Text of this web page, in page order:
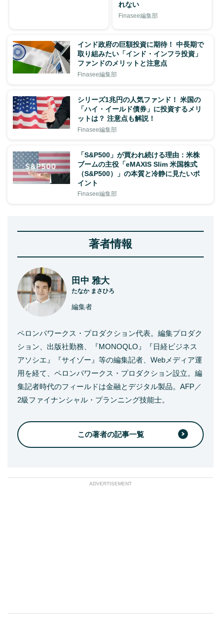
れない
Finasee編集部
インド政府の巨額投資に期待！ 中長期で
取り組みたい「インド・インフラ投資」
ファンドのメリットと注意点
Finasee編集部
シリーズ1兆円の人気ファンド！ 米国の
「ハイ・イールド債券」に投資するメリ
ットは？ 注意点も解説！
Finasee編集部
「S&P500」が買われ続ける理由：米株
ブームの主役「eMAXIS Slim 米国株式
（S&P500）」の本質と冷静に見たいポ
イント
Finasee編集部
著者情報
田中 雅大
たなか まさひろ
編集者
ペロンパワークス・プロダクション代表。編集プロダク
ション、出版社勤務、『MONOQLO』『日経ビジネス
アソシエ』『サイゾー』等の編集記者、Webメディア運
用を経て、ペロンパワークス・プロダクション設立。編
集記者時代のフィールドは金融とデジタル製品。AFP／
2級ファイナンシャル・プランニング技能士。
この著者の記事一覧
ADVERTISEMENT